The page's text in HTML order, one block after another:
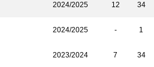
2024/2025 12 34
2024/2025 - 1
2023/2024 7 34